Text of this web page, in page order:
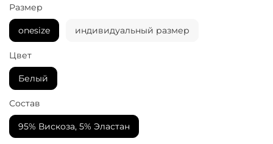
Размер
onesize индивидуальный размер
Цвет
Белый
Состав
95% Вискоза, 5% Эластан